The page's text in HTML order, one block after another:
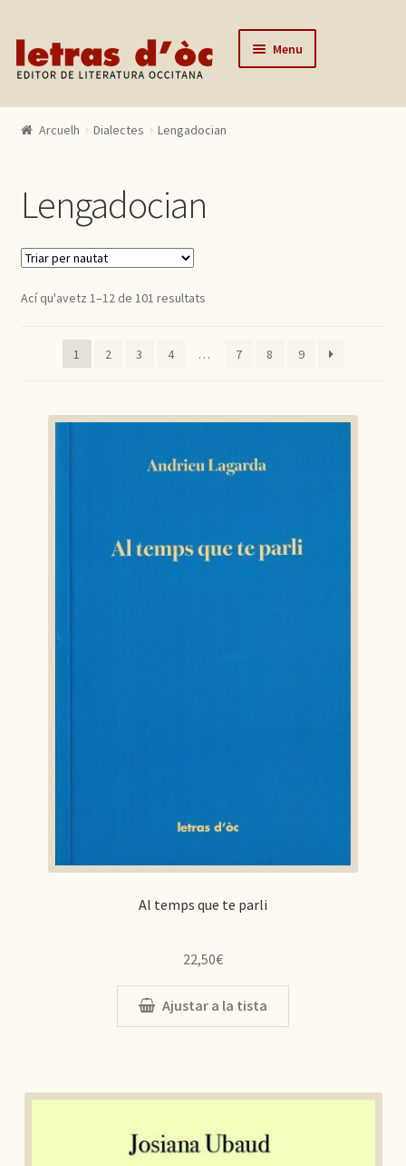
Skip to navigation
Skip to content Menu
Catalògue
Actualitats
Lo editor
Contactar
Arcuelh Dialectes Lengadocian
Lengadocian
Ací qu'avetz 1–12 de 101 resultats
1 2 3 4 … 7 8 9
Al temps que te parli
22,50€
Ajustar a la tista